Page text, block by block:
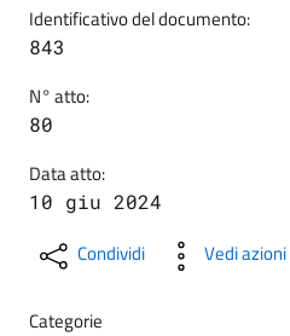
Identificativo del documento:
843
N° atto:
80
Data atto:
10 giu 2024
Condividi Vedi azioni
Categorie